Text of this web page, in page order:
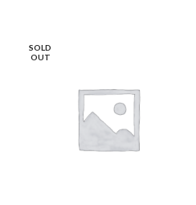
SOLD
OUT